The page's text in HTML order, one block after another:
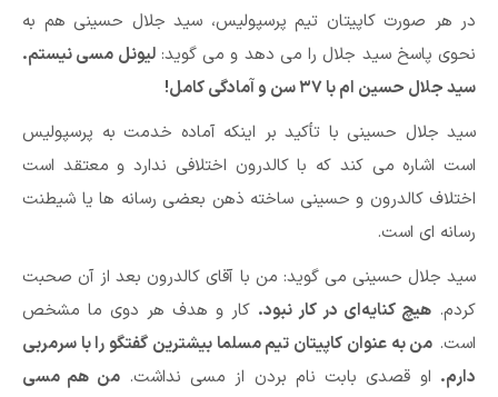
در هر صورت کاپیتان تیم پرسپولیس، سید جلال حسینی هم به
نحوی پاسخ سید جلال را می دهد و می گوید:لیونل مسی نیستم.
سید جلال حسین ام با ۳۷ سن و آمادگی کامل!
سید جلال حسینی با تأکید بر اینکه آماده خدمت به پرسپولیس
است اشاره می کند که با کالدرون اختلافی ندارد و معتقد است
اختلاف کالدرون و حسینی ساخته ذهن بعضی رسانه ها یا شیطنت
رسانه ای است.
سید جلال حسینی می گوید: من با آقای کالدرون بعد از آن صحبت
کردم. هیچ کنایه‌ای در کار نبود. کار و هدف هر دوی ما مشخص
است. من به عنوان کاپیتان تیم مسلما بیشترین گفتگو را با سرمربی
دارم. او قصدی بابت نام بردن از مسی نداشت.من هم مسی